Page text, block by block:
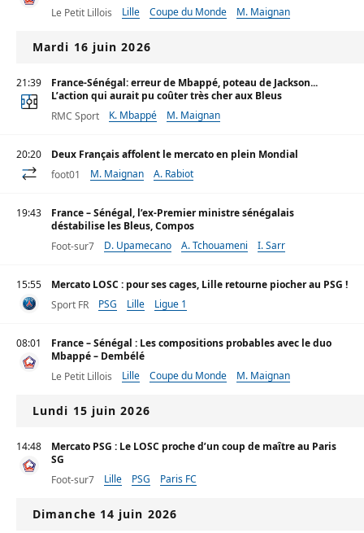
Le Petit Lillois
Lille Coupe du Monde M. Maignan
Mardi 16 juin 2026
21:39
France-Sénégal: erreur de Mbappé, poteau de Jackson...
L’action qui aurait pu coûter très cher aux Bleus
RMC Sport
K. Mbappé M. Maignan
20:20
Deux Français affolent le mercato en plein Mondial
foot01
M. Maignan A. Rabiot
19:43
France – Sénégal, l’ex-Premier ministre sénégalais
déstabilise les Bleus, Compos
Foot-sur7
D. Upamecano A. Tchouameni I. Sarr
15:55
Mercato LOSC : pour ses cages, Lille retourne piocher au PSG !
Sport FR
PSG Lille Ligue 1
08:01
France – Sénégal : Les compositions probables avec le duo
Mbappé – Dembélé
Le Petit Lillois
Lille Coupe du Monde M. Maignan
Lundi 15 juin 2026
14:48
Mercato PSG : Le LOSC proche d’un coup de maître au Paris
SG
Foot-sur7
Lille PSG Paris FC
Dimanche 14 juin 2026